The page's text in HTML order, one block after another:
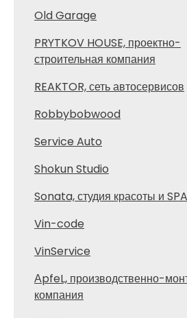
Old Garage
PRYTKOV HOUSE, проектно-
строительная компания
REAKTOR, сеть автосервисов
Robbybobwood
Service Auto
Shokun Studio
Sonata, студия красоты и SPA
Vin-code
VinService
АpfeL, производственно-
компания